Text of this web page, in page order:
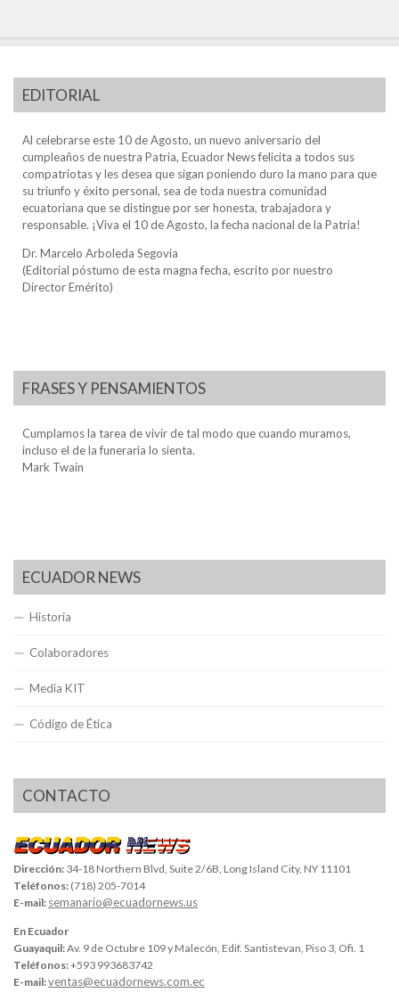
EDITORIAL
Al celebrarse este 10 de Agosto, un nuevo aniversario del
cumpleaños de nuestra Patria, Ecuador News felicita a todos sus
compatriotas y les desea que sigan poniendo duro la mano para que
su triunfo y éxito personal, sea de toda nuestra comunidad
ecuatoriana que se distingue por ser honesta, trabajadora y
responsable. ¡Viva el 10 de Agosto, la fecha nacional de la Patria!
Dr. Marcelo Arboleda Segovia
(Editorial póstumo de esta magna fecha, escrito por nuestro
Director Emérito)
FRASES Y PENSAMIENTOS
Cumplamos la tarea de vivir de tal modo que cuando muramos,
incluso el de la funeraria lo sienta.
Mark Twain
ECUADOR NEWS
Historia
Colaboradores
Media KIT
Código de Ética
CONTACTO
Dirección: 34-18 Northern Blvd, Suite 2/6B, Long Island City, NY 11101
Teléfonos: (718) 205-7014
E-mail: semanario@ecuadornews.us
En Ecuador
Guayaquil:Av. 9 de Octubre 109 y Malecón, Edif. Santistevan, Piso 3, Ofi. 1
Teléfonos:+593 993683742
E-mail:ventas@ecuadornews.com.ec